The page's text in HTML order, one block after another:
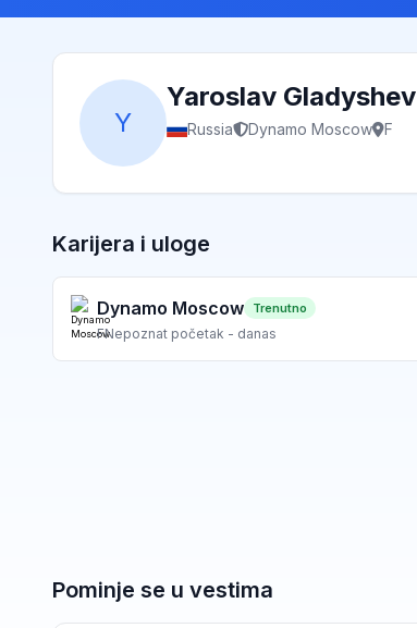
Y
Yaroslav Gladyshev
Russia Dynamo Moscow F
Karijera i uloge
Dynamo Moscow Trenutno
FNepoznat početak - danas
Pominje se u vestima